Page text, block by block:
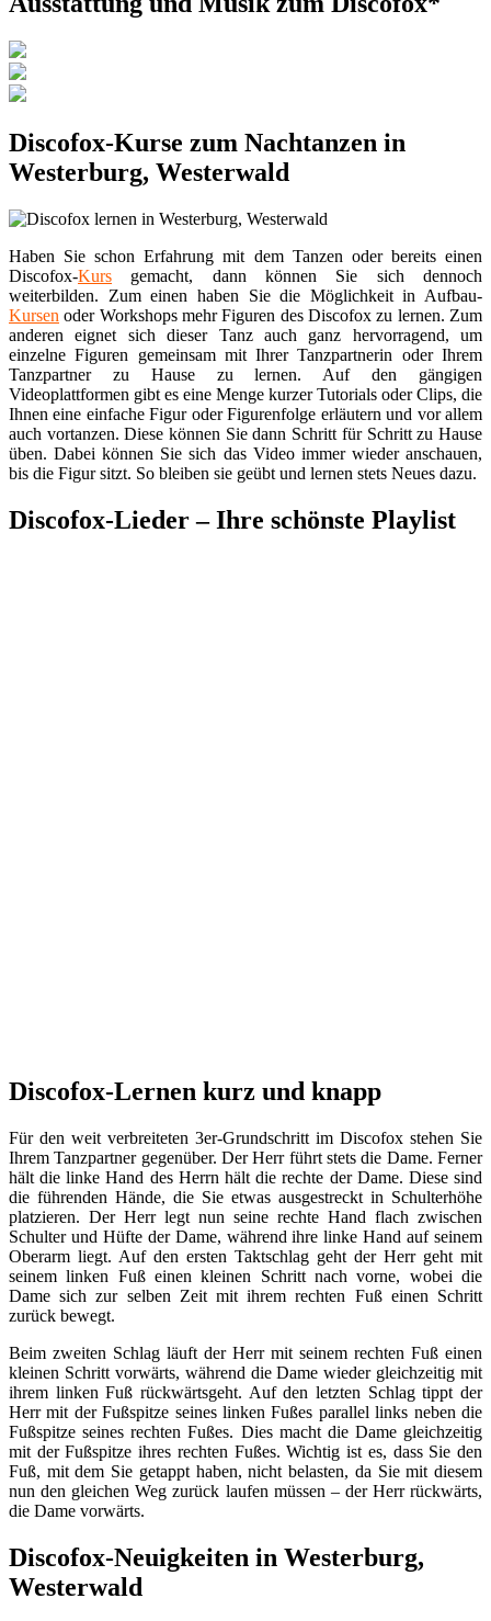
Discofox-Kurse zum Nachtanzen in
Westerburg, Westerwald
Haben Sie schon Erfahrung mit dem Tanzen oder bereits einen
Discofox-Kurs gemacht, dann können Sie sich dennoch
weiterbilden. Zum einen haben Sie die Möglichkeit in Aufbau-
Kursen oder Workshops mehr Figuren des Discofox zu lernen. Zum
anderen eignet sich dieser Tanz auch ganz hervorragend, um
einzelne Figuren gemeinsam mit Ihrer Tanzpartnerin oder Ihrem
Tanzpartner zu Hause zu lernen. Auf den gängigen
Videoplattformen gibt es eine Menge kurzer Tutorials oder Clips, die
Ihnen eine einfache Figur oder Figurenfolge erläutern und vor allem
auch vortanzen. Diese können Sie dann Schritt für Schritt zu Hause
üben. Dabei können Sie sich das Video immer wieder anschauen,
bis die Figur sitzt. So bleiben sie geübt und lernen stets Neues dazu.
Discofox-Lieder – Ihre schönste Playlist
Discofox-Lernen kurz und knapp
Für den weit verbreiteten 3er-Grundschritt im Discofox stehen Sie
Ihrem Tanzpartner gegenüber. Der Herr führt stets die Dame. Ferner
hält die linke Hand des Herrn hält die rechte der Dame. Diese sind
die führenden Hände, die Sie etwas ausgestreckt in Schulterhöhe
platzieren. Der Herr legt nun seine rechte Hand flach zwischen
Schulter und Hüfte der Dame, während ihre linke Hand auf seinem
Oberarm liegt. Auf den ersten Taktschlag geht der Herr geht mit
seinem linken Fuß einen kleinen Schritt nach vorne, wobei die
Dame sich zur selben Zeit mit ihrem rechten Fuß einen Schritt
zurück bewegt.
Beim zweiten Schlag läuft der Herr mit seinem rechten Fuß einen
kleinen Schritt vorwärts, während die Dame wieder gleichzeitig mit
ihrem linken Fuß rückwärtsgeht. Auf den letzten Schlag tippt der
Herr mit der Fußspitze seines linken Fußes parallel links neben die
Fußspitze seines rechten Fußes. Dies macht die Dame gleichzeitig
mit der Fußspitze ihres rechten Fußes. Wichtig ist es, dass Sie den
Fuß, mit dem Sie getappt haben, nicht belasten, da Sie mit diesem
nun den gleichen Weg zurück laufen müssen – der Herr rückwärts,
die Dame vorwärts.
Discofox-Neuigkeiten in Westerburg,
Westerwald